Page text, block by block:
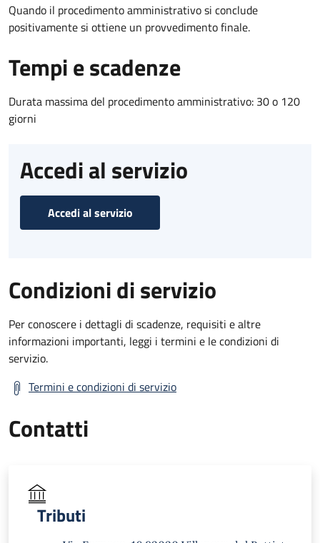
Quando il procedimento amministrativo si conclude
positivamente si ottiene un provvedimento finale.
Tempi e scadenze
Durata massima del procedimento amministrativo: 30 o 120
giorni
Accedi al servizio
Accedi al servizio
Condizioni di servizio
Per conoscere i dettagli di scadenze, requisiti e altre
informazioni importanti, leggi i termini e le condizioni di
servizio.
Termini e condizioni di servizio
Contatti
Tributi